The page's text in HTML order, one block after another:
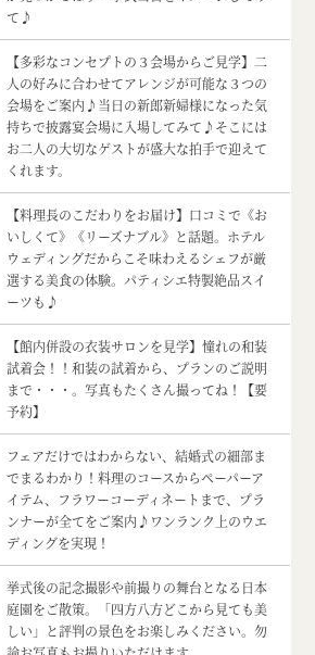
て♪
【多彩なコンセプトの３会場からご見学】二
人の好みに合わせてアレンジが可能な３つの
会場をご案内♪当日の新郎新婦様になった気
持ちで披露宴会場に入場してみて♪そこには
お二人の大切なゲストが盛大な拍手で迎えて
くれます。
【料理長のこだわりをお届け】口コミで《お
いしくて》《リーズナブル》と話題。ホテル
ウェディングだからこそ味わえるシェフが厳
選する美食の体験。パティシエ特製絶品スイ
ーツも♪
【館内併設の衣装サロンを見学】憧れの和装
試着会！！和装の試着から、プランのご説明
まで・・・。写真もたくさん撮ってね！【要
予約】
フェアだけではわからない、結婚式の細部ま
でまるわかり！料理のコースからペーパーア
イテム、フラワーコーディネートまで、プラ
ンナーが全てをご案内♪ワンランク上のウエ
ディングを実現！
挙式後の記念撮影や前撮りの舞台となる日本
庭園をご散策。「四方八方どこから見ても美
しい」と評判の景色をお楽しみください。勿